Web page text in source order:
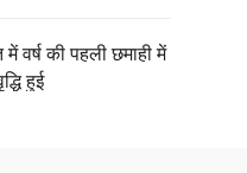
में वर्ष की पहली छमाही में
हुई